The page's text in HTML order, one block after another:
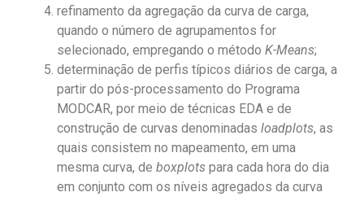
refinamento da agregação da curva de carga,
quando o número de agrupamentos for
selecionado, empregando o método K-Means;
determinação de perfis típicos diários de carga, a
partir do pós-processamento do Programa
MODCAR, por meio de técnicas EDA e de
construção de curvas denominadas loadplots, as
quais consistem no mapeamento, em uma
mesma curva, de boxplots para cada hora do dia
em conjunto com os níveis agregados da curva